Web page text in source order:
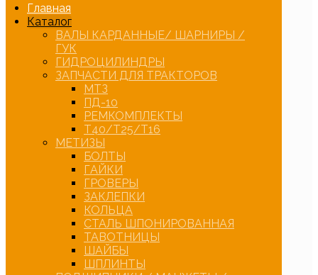
Главная
Каталог
ВАЛЫ КАРДАННЫЕ/ ШАРНИРЫ /
ГУК
ГИДРОЦИЛИНДРЫ
ЗАПЧАСТИ ДЛЯ ТРАКТОРОВ
МТЗ
ПД-10
РЕМКОМПЛЕКТЫ
Т40/Т25/Т16
МЕТИЗЫ
БОЛТЫ
ГАЙКИ
ГРОВЕРЫ
ЗАКЛЕПКИ
КОЛЬЦА
СТАЛЬ ШПОНИРОВАННАЯ
ТАВОТНИЦЫ
ШАЙБЫ
ШПЛИНТЫ